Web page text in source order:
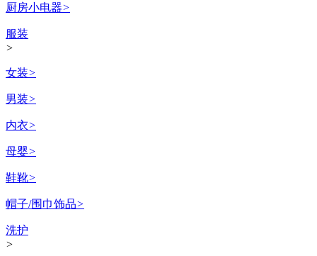
厨房小电器>
服装
>
女装>
男装>
内衣>
母婴>
鞋靴>
帽子/围巾饰品>
洗护
>